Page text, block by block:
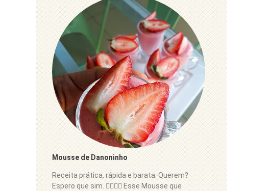
Mousse de Danoninho
Receita prática, rápida e barata. Querem?
Espero que sim. 👍🏼😋🍓 Esse Mousse que